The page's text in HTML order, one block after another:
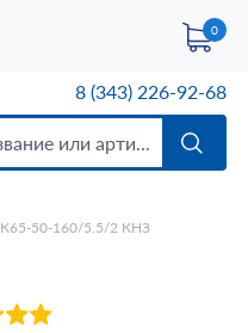
0
8 (343) 226-92-68
К65-50-160/5.5/2 КНЗ